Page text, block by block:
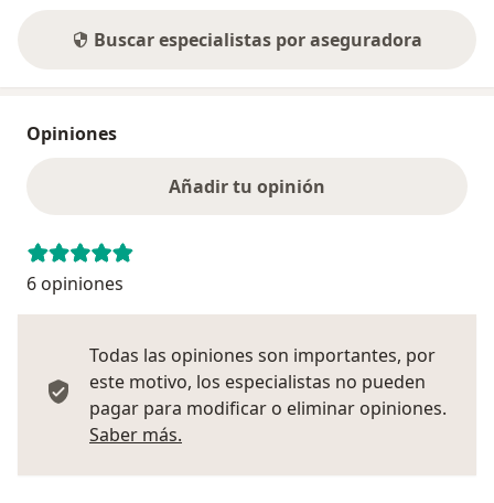
Buscar especialistas por aseguradora
Opiniones
Añadir tu opinión
6 opiniones
Todas las opiniones son importantes, por
este motivo, los especialistas no pueden
pagar para modificar o eliminar opiniones.
Saber más.